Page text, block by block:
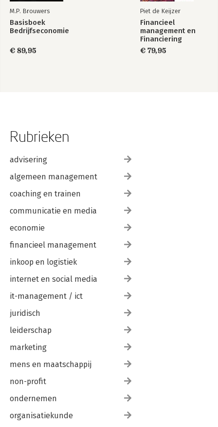
M.P. Brouwers
Basisboek
Bedrijfseconomie
€ 89,95
Piet de Keijzer
Financieel
management en
Financiering
€ 79,95
Rubrieken
advisering
algemeen management
coaching en trainen
communicatie en media
economie
financieel management
inkoop en logistiek
internet en social media
it-management / ict
juridisch
leiderschap
marketing
mens en maatschappij
non-profit
ondernemen
organisatiekunde